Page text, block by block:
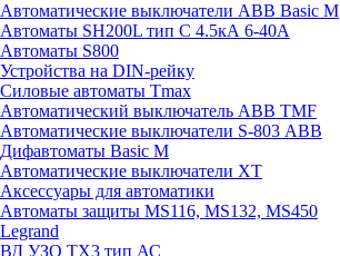
Автоматические выключатели ABB Basic M
Автоматы SH200L тип С 4.5кА 6-40А
Автоматы S800
Устройства на DIN-рейку
Силовые автоматы Tmax
Автоматический выключатель ABB TMF
Автоматические выключатели S-803 АВВ
Дифавтоматы Basic M
Автоматические выключатели XT
Аксессуары для автоматики
Автоматы защиты MS116, MS132, MS450
Legrand
ВД УЗО TX3 тип АС